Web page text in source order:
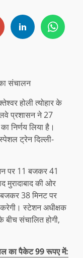
संचालन
होली त्योहार के
प्रशासन ने 27
निर्णय लिया है।
ट्रेन दिल्ली-
पर 11 बजकर 41
मुरादाबाद की ओर
बजकर 38 मिनट पर
स्टेशन अधीक्षक
बीच संचालित होगी,
का पैकेट 99 रूपए में: